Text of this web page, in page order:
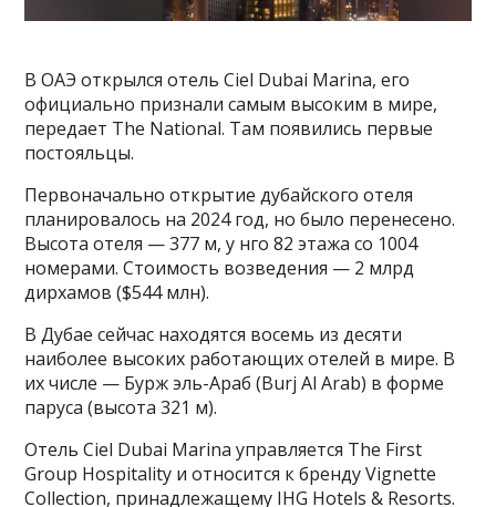
В ОАЭ открылся отель Ciel Dubai Marina, его
официально признали самым высоким в мире,
передает The National. Там появились первые
постояльцы.
Первоначально открытие дубайского отеля
планировалось на 2024 год, но было перенесено.
Высота отеля — 377 м, у нго 82 этажа со 1004
номерами. Стоимость возведения — 2 млрд
дирхамов ($544 млн).
В Дубае сейчас находятся восемь из десяти
наиболее высоких работающих отелей в мире. В
их числе — Бурж эль-Араб (Burj Al Arab) в форме
паруса (высота 321 м).
Отель Ciel Dubai Marina управляется The First
Group Hospitality и относится к бренду Vignette
Collection, принадлежащему IHG Hotels & Resorts.